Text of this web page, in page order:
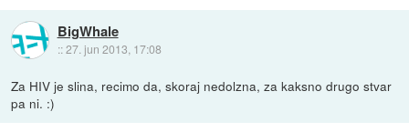
BigWhale
::27. jun 2013, 17:08
Za HIV je slina, recimo da, skoraj nedolzna, za kaksno drugo stvar
pa ni. :)